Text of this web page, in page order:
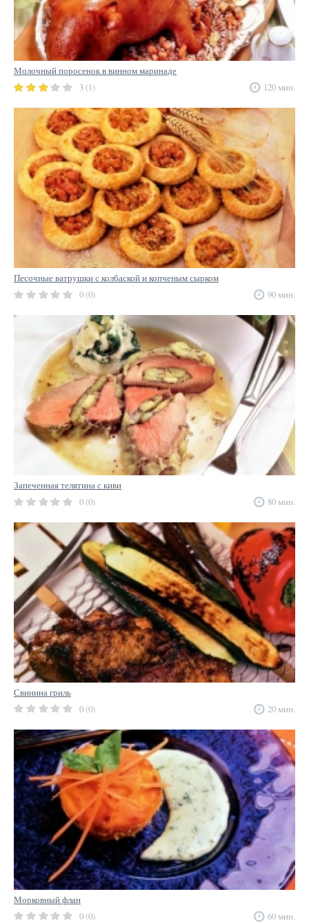
Молочный поросенок в винном маринаде
3 (1)
120 мин.
Песочные ватрушки с колбаской и копченым сырком
0 (0)
90 мин.
Запеченная телятина с киви
0 (0)
80 мин.
Свинина гриль
0 (0)
20 мин.
Морковный флан
0 (0)
60 мин.